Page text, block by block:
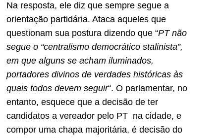
Na resposta, ele diz que sempre segue a
orientação partidária. Ataca aqueles que
questionam sua postura dizendo que “PT não
segue o “centralismo democrático stalinista”,
em que alguns se acham iluminados,
portadores divinos de verdades históricas às
quais todos devem seguir“. O parlamentar, no
entanto, esquece que a decisão de ter
candidatos a vereador pelo PT na cidade, e
compor uma chapa majoritária, é decisão do